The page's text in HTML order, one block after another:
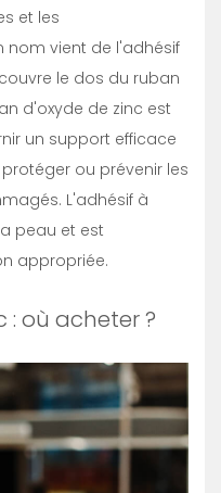
et les
nom vient de l'adhésif
le dos du ruban
d'oxyde de zinc est
un support efficace
ou prévenir les
L'adhésif à
peau et est
appropriée.
: où acheter ?